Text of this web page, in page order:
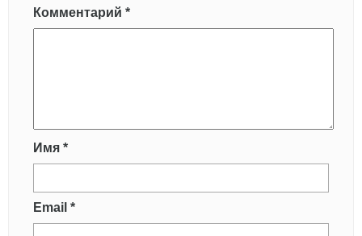
Комментарий *
Имя *
Email *